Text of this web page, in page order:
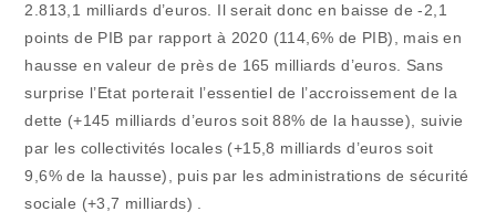
2.813,1 milliards d’euros. Il serait donc en baisse de -2,1
points de PIB par rapport à 2020 (114,6% de PIB), mais en
hausse en valeur de près de 165 milliards d’euros. Sans
surprise l’Etat porterait l’essentiel de l’accroissement de la
dette (+145 milliards d’euros soit 88% de la hausse), suivie
par les collectivités locales (+15,8 milliards d’euros soit
9,6% de la hausse), puis par les administrations de sécurité
sociale (+3,7 milliards) .